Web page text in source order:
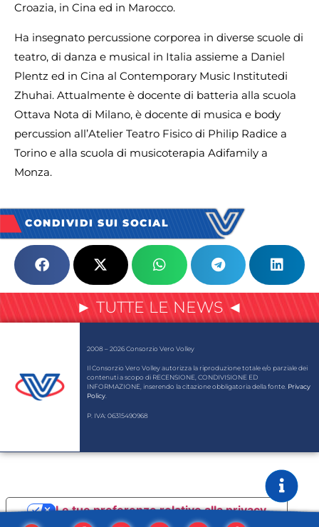
Croazia, in Cina ed in Marocco.
Ha insegnato percussione corporea in diverse scuole di
teatro, di danza e musical in Italia assieme a Daniel
Plentz ed in Cina al Contemporary Music Institutedi
Zhuhai. Attualmente è docente di batteria alla scuola
Ottava Nota di Milano, è docente di musica e body
percussion all’Atelier Teatro Fisico di Philip Radice a
Torino e alla scuola di musicoterapia Adifamily a
Monza.
CONDIVIDI SUI SOCIAL
► TUTTE LE NEWS ◄
2008 – 2026 Consorzio Vero Volley
Il Consorzio Vero Volley autorizza la riproduzione totale e/o parziale dei
contenuti a scopo di RECENSIONE, CONDIVISIONE ED
INFORMAZIONE, inserendo la citazione obbligatoria della fonte. Privacy
Policy.
P. IVA: 06315490968
Le tue preferenze relative alla privacy